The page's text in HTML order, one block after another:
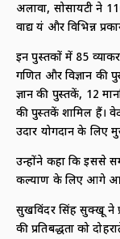
अलावा, सोसायटी ने
वाद्य यंत्र और विभिन्न
इन पुस्तकों में 85
गणित और विज्ञान की
ज्ञान की पुस्तकें, 12
की पुस्तकें शामिल हैं।
उदार योगदान के लिए
उन्होंने कहा कि इससे
कल्याण के लिए आगे आने
सुखविंदर सिंह सुक्खू ने
की प्रतिबद्धता को